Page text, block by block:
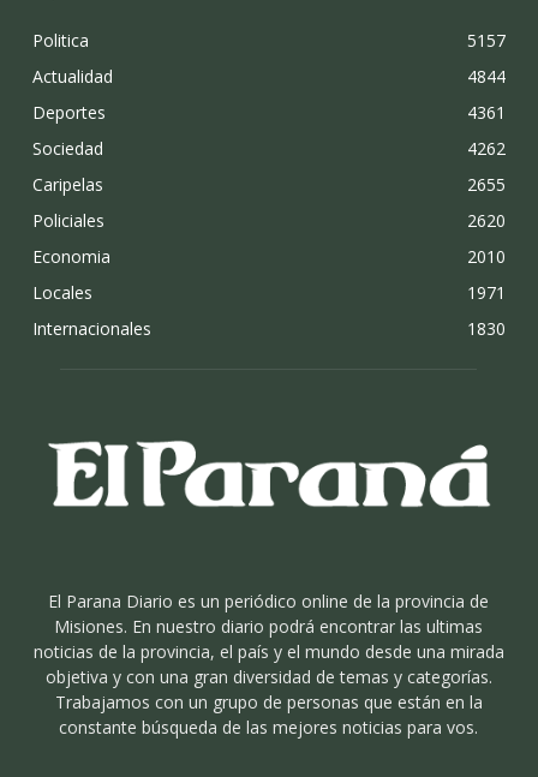
Politica
5157
Actualidad
4844
Deportes
4361
Sociedad
4262
Caripelas
2655
Policiales
2620
Economia
2010
Locales
1971
Internacionales
1830
El Parana Diario es un periódico online de la provincia de
Misiones. En nuestro diario podrá encontrar las ultimas
noticias de la provincia, el país y el mundo desde una mirada
objetiva y con una gran diversidad de temas y categorías.
Trabajamos con un grupo de personas que están en la
constante búsqueda de las mejores noticias para vos.